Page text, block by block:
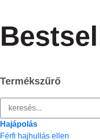
Termékszűrő
Hajápolás
Férfi hajhullás ellen